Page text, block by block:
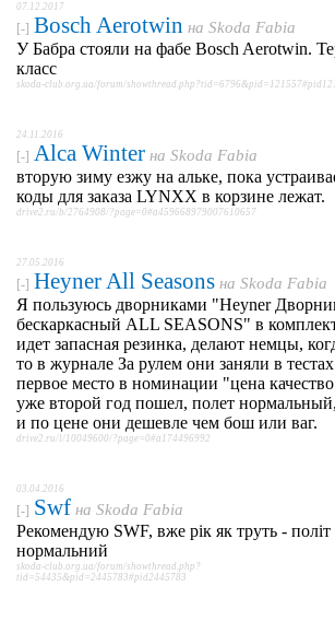
07.12.2017
[-] Bosch Aerotwin на Skoda Fabia
У Бабра стояли на фабе Bosch Aerotwin.
класс
skoda-club.org.ua/forum/
24.11.2016
[-] Alca Winter на Skoda Fabia
вторую зиму езжу на альке, пока
коды для заказа LYNXX в корзине лежат.
drive2.ru/b/2764908/?page=0#a459668979007610657
27.05.2016
[-] Heyner All Seasons на Skoda Fabia
Я пользуюсь дворниками "Heyner
бескаркасный ALL SEASONS" в
идет запасная резинка, делают немцы,
то в журнале За рулем они заняли в тестах
первое место в номинации "цена
уже второй год пошел, полет
и по цене они дешевле чем бош или ваг.
drive2.ru/l/10049600/?page=0#a174496992
03.04.2016
[-] Swf на Skoda Fabia
Рекомендую SWF, вже рік як труть - політ
нормальний
skoda-club.org.ua/forum/showthread.php?
tid=54435&pid=2445783#pid2445783